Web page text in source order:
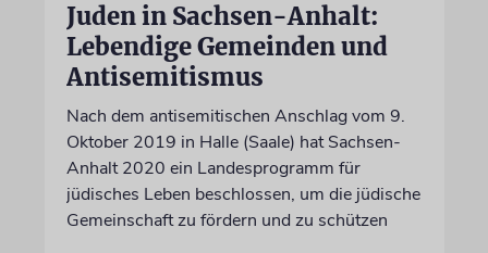
Juden in Sachsen-Anhalt:
Lebendige Gemeinden und
Antisemitismus
Nach dem antisemitischen Anschlag vom 9.
Oktober 2019 in Halle (Saale) hat Sachsen-
Anhalt 2020 ein Landesprogramm für
jüdisches Leben beschlossen, um die jüdische
Gemeinschaft zu fördern und zu schützen